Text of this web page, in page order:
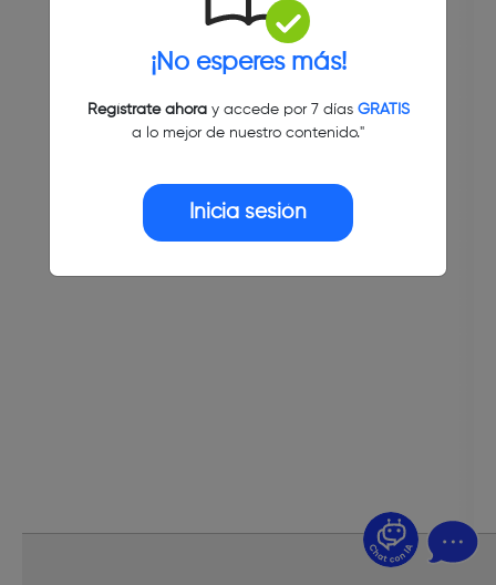
¡No esperes más!
Regístrate ahoray accede por 7 días GRATIS
a lo mejor de nuestro contenido."
Inicia sesión